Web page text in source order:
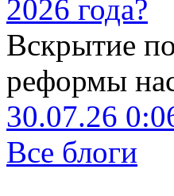
2026 года?
Вскрытие
реформы
30.07.26
Все блоги